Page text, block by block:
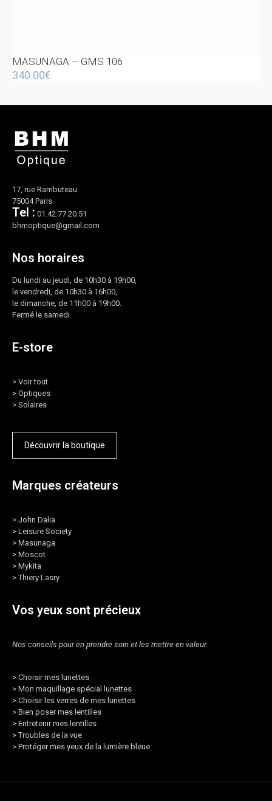
MASUNAGA – GMS 106
340.00€
17, rue Rambuteau
75004 Paris
Tel : 01.42.77.20.51
bhmoptique@gmail.com
Nos horaires
Du lundi au jeudi, de 10h30 à 19h00,
le vendredi, de 10h30 à 16h00,
le dimanche, de 11h00 à 19h00.
Fermé le samedi.
E-store
> Voir tout
> Optiques
> Solaires
Découvrir la boutique
Marques créateurs
> John Dalia
> Leisure Society
> Masunaga
> Moscot
> Mykita
>Thiery Lasry
Vos yeux sont précieux
Nos conseils pour en prendre soin et les mettre en valeur.
> Choisir mes lunettes
> Mon maquillage spécial lunettes
> Choisir les verres de mes lunettes
> Bien poser mes lentilles
> Entretenir mes lentilles
>Troubles de la vue
> Protéger mes yeux de la lumière bleue